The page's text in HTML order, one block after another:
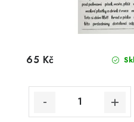
65 Kč